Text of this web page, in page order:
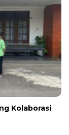
Kolaborasi